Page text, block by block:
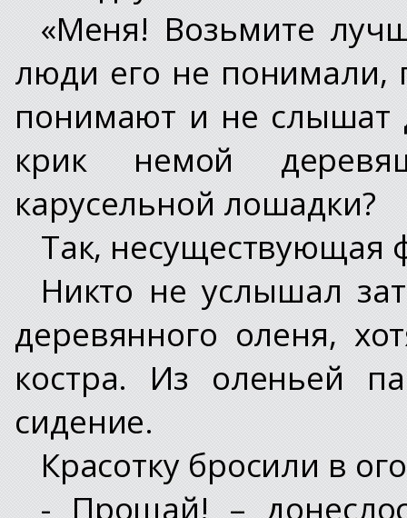
«Меня! Возьмите
люди его не понимали,
понимают и не слышат
крик немой
карусельной лошадки?
Так, несуществующая
Никто не услышал
деревянного оленя,
костра. Из оленьей
сидение.
Красотку бросили в
- Прощай! –